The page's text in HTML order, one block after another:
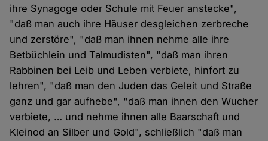
ihre Synagoge oder Schule mit Feuer anstecke",
"daß man auch ihre Häuser desgleichen zerbreche
und zerstöre", "daß man ihnen nehme alle ihre
Betbüchlein und Talmudisten", "daß man ihren
Rabbinen bei Leib und Leben verbiete, hinfort zu
lehren", "daß man den Juden das Geleit und Straße
ganz und gar aufhebe", "daß man ihnen den Wucher
verbiete, … und nehme ihnen alle Baarschaft und
Kleinod an Silber und Gold", schließlich "daß man